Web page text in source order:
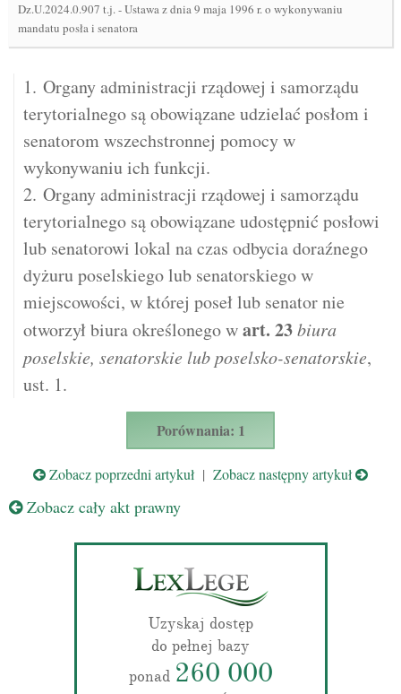
Dz.U.2024.0.907 t.j.-Ustawa z dnia 9 maja 1996 r. o wykonywaniu
mandatu posła i senatora
1. Organy administracji rządowej i samorządu
terytorialnego są obowiązane udzielać posłom i
senatorom wszechstronnej pomocy w
wykonywaniu ich funkcji.
2. Organy administracji rządowej i samorządu
terytorialnego są obowiązane udostępnić posłowi
lub senatorowi lokal na czas odbycia doraźnego
dyżuru poselskiego lub senatorskiego w
miejscowości, w której poseł lub senator nie
otworzył biura określonego wart. 23biura
poselskie, senatorskie lub poselsko-senatorskie,
ust. 1.
Porównania: 1
Zobacz poprzedni artykuł | Zobacz następny artykuł
Zobacz cały akt prawny
Uzyskaj dostęp
do pełnej bazy
ponad 260 000